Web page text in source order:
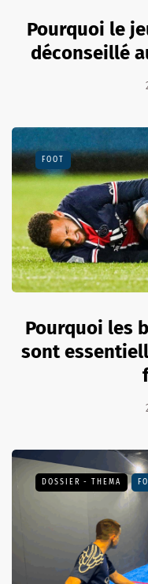
Pourquoi le
déconseillé
FOOT
Pourquoi les
sont
DOSSIER - THEMA